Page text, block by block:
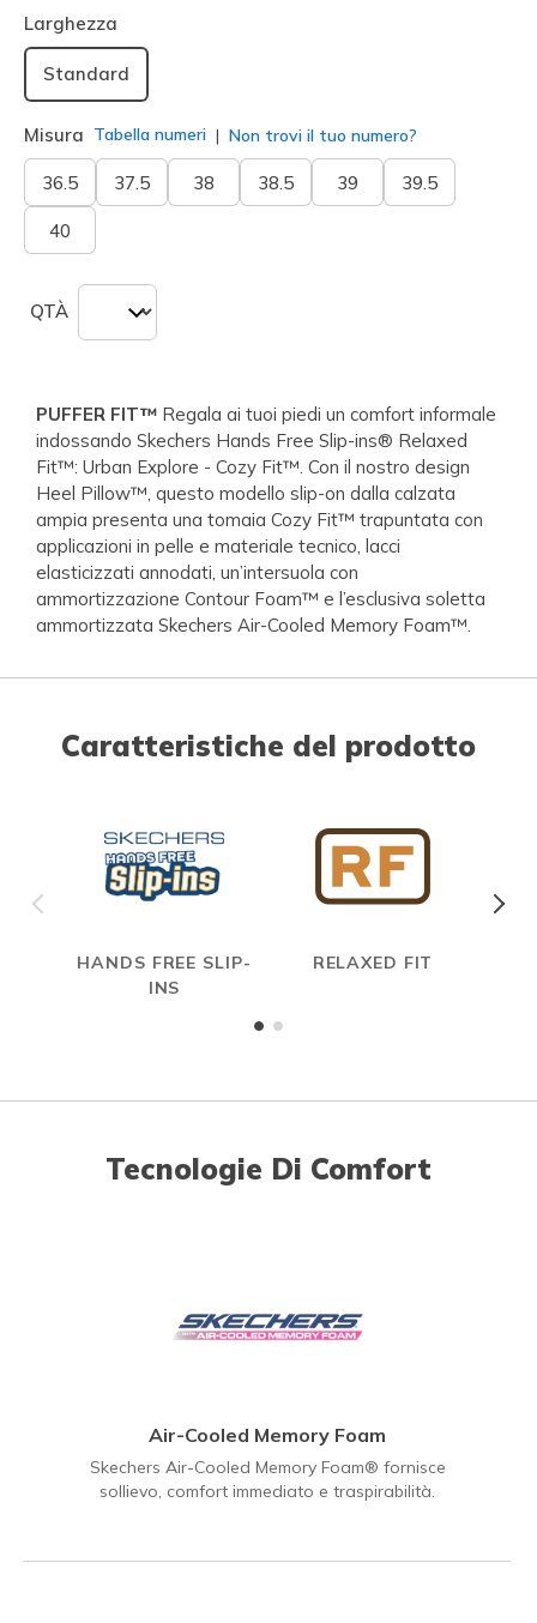
Larghezza
Standard
Misura Tabella numeri Non trovi il tuo numero?
36.5 37.5 38 38.5 39 39.5
40
QTÀ
PUFFER FIT™ Regala ai tuoi piedi un comfort informale
indossando Skechers Hands Free Slip-ins® Relaxed
Fit™: Urban Explore - Cozy Fit™. Con il nostro design
Heel Pillow™, questo modello slip-on dalla calzata
ampia presenta una tomaia Cozy Fit™ trapuntata con
applicazioni in pelle e materiale tecnico, lacci
elasticizzati annodati, un’intersuola con
ammortizzazione Contour Foam™ e l’esclusiva soletta
ammortizzata Skechers Air-Cooled Memory Foam™.
Caratteristiche del prodotto
HANDS FREE SLIP-
INS
RELAXED FIT
Tecnologie Di Comfort
Air-Cooled Memory Foam
Skechers Air-Cooled Memory Foam® fornisce
sollievo, comfort immediato e traspirabilità.